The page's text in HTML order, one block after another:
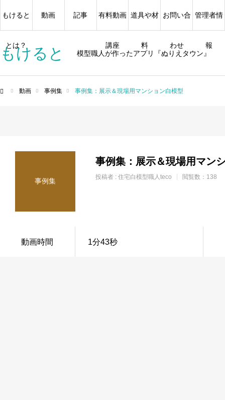
もけると 模型職人が作ったアプリ『ぬりえタウン』
もけると
とは？
動画 記事 有料動画
講座
道具や材
料
お問い合
わせ
管理者情
報
動画 事例集 事例集：展示＆現場用マンション白模型
事例集
事例集：展示＆現場用マン
投稿者 : 住宅白模型職人teco 閲覧数：138
動画時間 1分43秒